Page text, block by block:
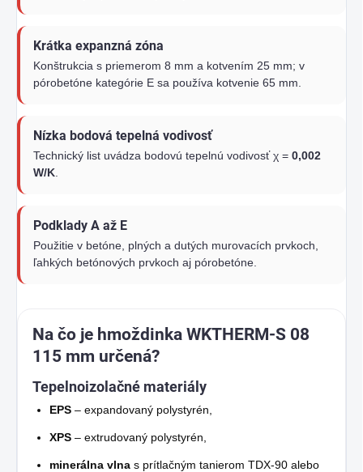
Krátka expanzná zóna
Konštrukcia s priemerom 8 mm a kotvením 25 mm; v
pórobetóne kategórie E sa používa kotvenie 65 mm.
Nízka bodová tepelná vodivosť
Technický list uvádza bodovú tepelnú vodivosť χ = 0,002
W/K
Podklady A až E
Použitie v betóne, plných a dutých murovacích prvkoch,
ľahkých betónových prvkoch aj pórobetóne.
Na čo je hmoždinka WKTHERM-S 08
115 mm určená?
Tepelnoizolačné materiály
EPS – expandovaný polystyrén,
XPS – extrudovaný polystyrén,
minerálna vlna s prítlačným tanierom TDX-90 alebo